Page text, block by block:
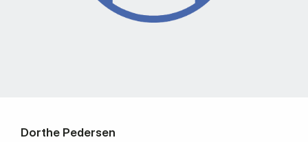
Dorthe Pedersen